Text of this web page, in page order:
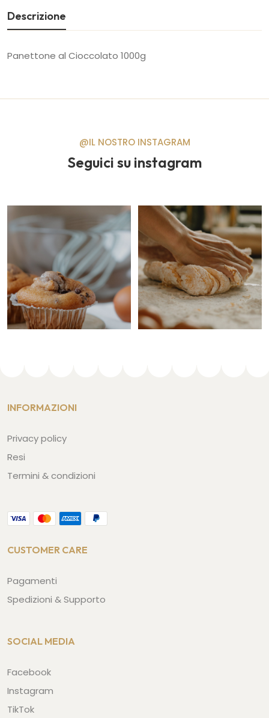
Descrizione
Panettone al Cioccolato 1000g
@IL NOSTRO INSTAGRAM
Seguici su instagram
INFORMAZIONI
Privacy policy
Resi
Termini & condizioni
CUSTOMER CARE
Pagamenti
Spedizioni & Supporto
SOCIAL MEDIA
Facebook
Instagram
TikTok